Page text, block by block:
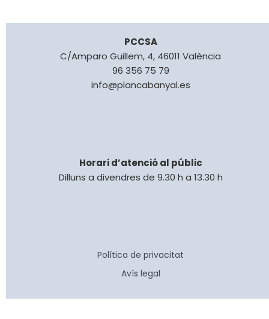
PCCSA
C/Amparo Guillem, 4, 46011 València
96 356 75 79
info@plancabanyal.es
Horari d’atenció al públic
Dilluns a divendres de 9.30 h a 13.30 h
Política de privacitat
Avís legal